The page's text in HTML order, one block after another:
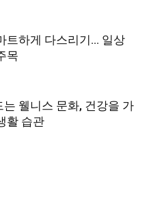
트하게 다스리기… 일상
목
는 웰니스 문화, 건강을 가
활 습관